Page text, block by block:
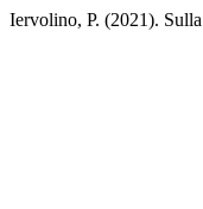
Iervolino, P. (2021).